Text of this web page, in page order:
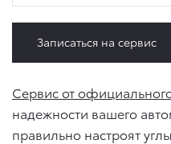
Записаться на сервис
Сервис от
надежности вашего
правильно настроят